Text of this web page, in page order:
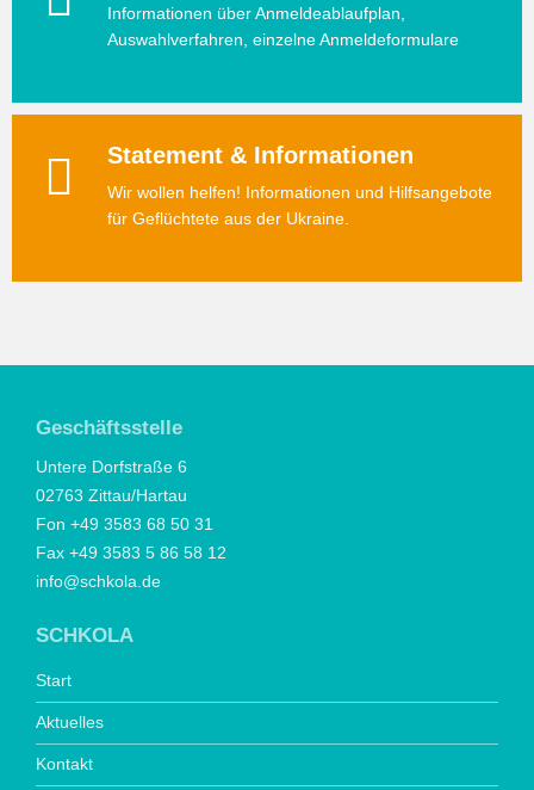
Informationen über Anmeldeablaufplan,
Auswahlverfahren, einzelne Anmeldeformulare
Statement & Informationen
Wir wollen helfen! Informationen und Hilfsangebote
für Geflüchtete aus der Ukraine.
Geschäftsstelle
Untere Dorfstraße 6
02763 Zittau/Hartau
Fon +49 3583 68 50 31
Fax +49 3583 5 86 58 12
info@schkola.de
SCHKOLA
Start
Aktuelles
Kontakt